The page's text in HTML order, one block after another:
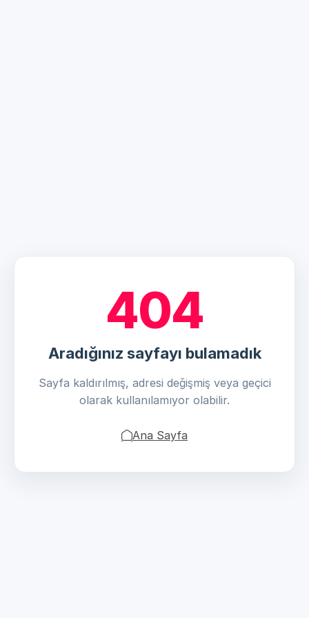
404
Aradığınız sayfayı bulamadık
Sayfa kaldırılmış, adresi değişmiş veya geçici
olarak kullanılamıyor olabilir.
Ana Sayfa